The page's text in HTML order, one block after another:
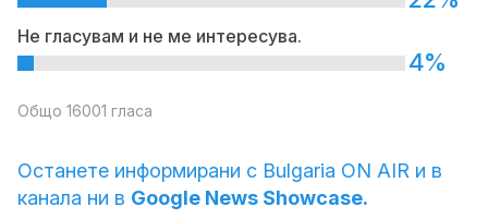
Не гласувам и не ме интересува.
4%
Общо 16001 гласа
Останете информирани с Bulgaria ON AIR и в
канала ни в Google News Showcase.